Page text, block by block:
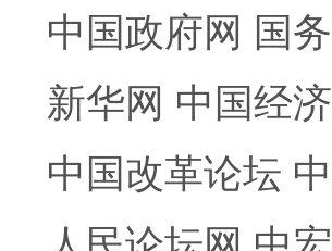
中国政府网 国
新华网 中国经
中国改革论坛